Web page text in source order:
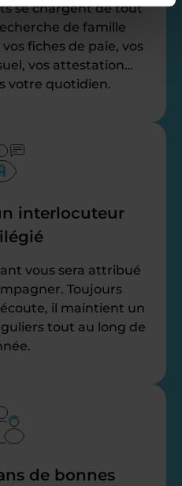
se chargent de tout
de famille
fiches de paie, vos
vos attestation…
votre quotidien.
interlocuteur
vous sera attribué
Toujours
il maintient un
tout au long de
de bonnes